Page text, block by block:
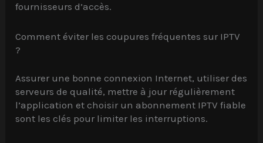
fournisseurs d’accès.
Comment éviter les coupures fréquentes sur IPTV
?
Assurer une bonne connexion Internet, utiliser des
serveurs de qualité, mettre à jour régulièrement
l’application et choisir un abonnement IPTV fiable
sont les clés pour limiter les interruptions.